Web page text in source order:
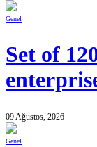
Genel
Set of
09 Ağustos, 2026
Genel